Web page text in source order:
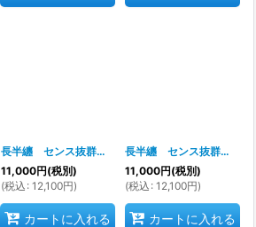
[
長半纏 センス抜群 唯一無二のデザイン力 お祭り天国製品
11,000円(税別)
(税込 : 12,100円)
カートに入れる
長半纏 センス抜群 唯一無二のデザイン力 お祭り天国製品
11,000円(税別)
(税込 : 12,100円)
カートに入れる